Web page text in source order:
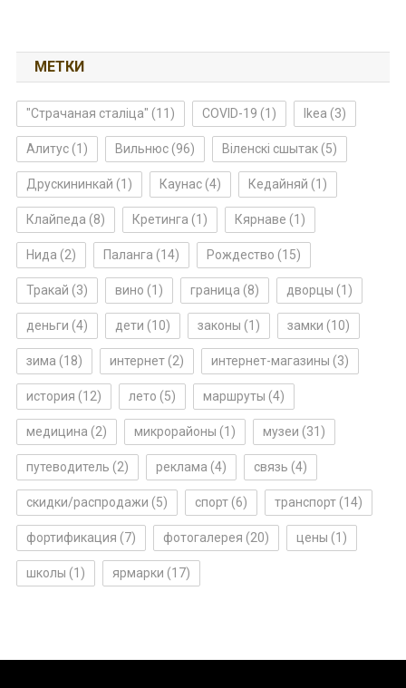
МЕТКИ
"Страчаная сталіца" (11) COVID-19 (1) Ikea (3)
Алитус(1) Вильнюс(96) Віленскі сшытак(5)
Друскининкай (1) Каунас(4) Кедайняй (1)
Клайпеда (8) Кретинга (1) Кярнаве (1)
Нида (2) Паланга (14) Рождество (15)
Тракай (3) вино (1) граница (8) дворцы (1)
деньги (4) дети (10) законы (1) замки (10)
зима (18) интернет(2) интернет-магазины (3)
история (12) лето (5) маршруты (4)
медицина (2) микрорайоны (1) музеи (31)
путеводитель (2) реклама (4) связь (4)
скидки/распродажи (5) спорт(6) транспорт(14)
фортификация (7) фотогалерея (20) цены (1)
школы (1) ярмарки (17)